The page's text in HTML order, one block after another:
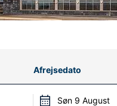
Afrejsedato
Søn 9 August